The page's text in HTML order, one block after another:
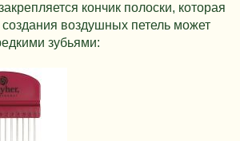
кончик полоски, которая
воздушных петель может
зубьями: